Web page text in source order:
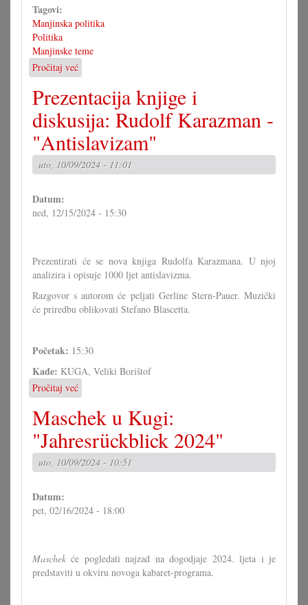
Tagovi:
Manjinska politika
Politika
Manjinske teme
Pročitaj već
Triba
manjinska
politika
reforme?
Prezentacija knjige i
diskusija: Rudolf Karazman -
"Antislavizam"
uto, 10/09/2024 - 11:01
Datum:
ned, 12/15/2024 - 15:30
Prezentirati će se nova knjiga Rudolfa Karazmana. U njoj
analizira i opisuje 1000 ljet antislavizma.
Razgovor s autorom će peljati Gerline Stern-Pauer. Muzički
će priredbu oblikovati Stefano Blascetta.
Početak: 15:30
Kade: KUGA, Veliki Borištof
Pročitaj već
Prezentacija
knjige
i
diskusija:
Rudolf
Karazman
Maschek u Kugi:
"Jahresrückblick 2024"
uto, 10/09/2024 - 10:51
Datum:
pet, 02/16/2024 - 18:00
Maschek će pogledati najzad na dogodjaje 2024. ljeta i je
predstaviti u okviru novoga kabaret-programa.